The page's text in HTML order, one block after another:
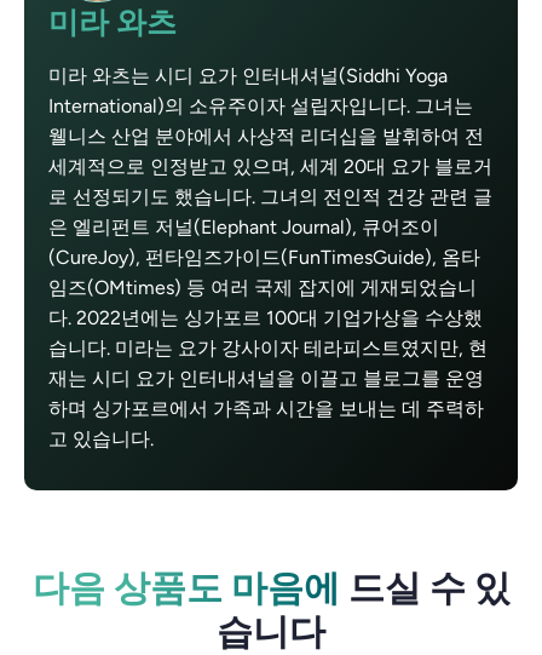
미라 와츠
미라 와츠는 시디 요가 인터내셔널(Siddhi Yoga
International)의 소유주이자 설립자입니다. 그녀는
웰니스 산업 분야에서 사상적 리더십을 발휘하여 전
세계적으로 인정받고 있으며, 세계 20대 요가 블로거
로 선정되기도 했습니다. 그녀의 전인적 건강 관련 글
은 엘리펀트 저널(Elephant Journal), 큐어조이
(CureJoy), 펀타임즈가이드(FunTimesGuide), 옴타
임즈(OMtimes) 등 여러 국제 잡지에 게재되었습니
다. 2022년에는 싱가포르 100대 기업가상을 수상했
습니다. 미라는 요가 강사이자 테라피스트였지만, 현
재는 시디 요가 인터내셔널을 이끌고 블로그를 운영
하며 싱가포르에서 가족과 시간을 보내는 데 주력하
고 있습니다.
다음 상품도 마음에 드실 수 있
습니다